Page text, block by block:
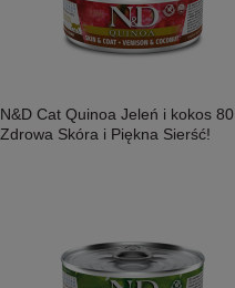
N&D Cat Quinoa Jeleń i kokos
Zdrowa Skóra i Piękna Sierść!